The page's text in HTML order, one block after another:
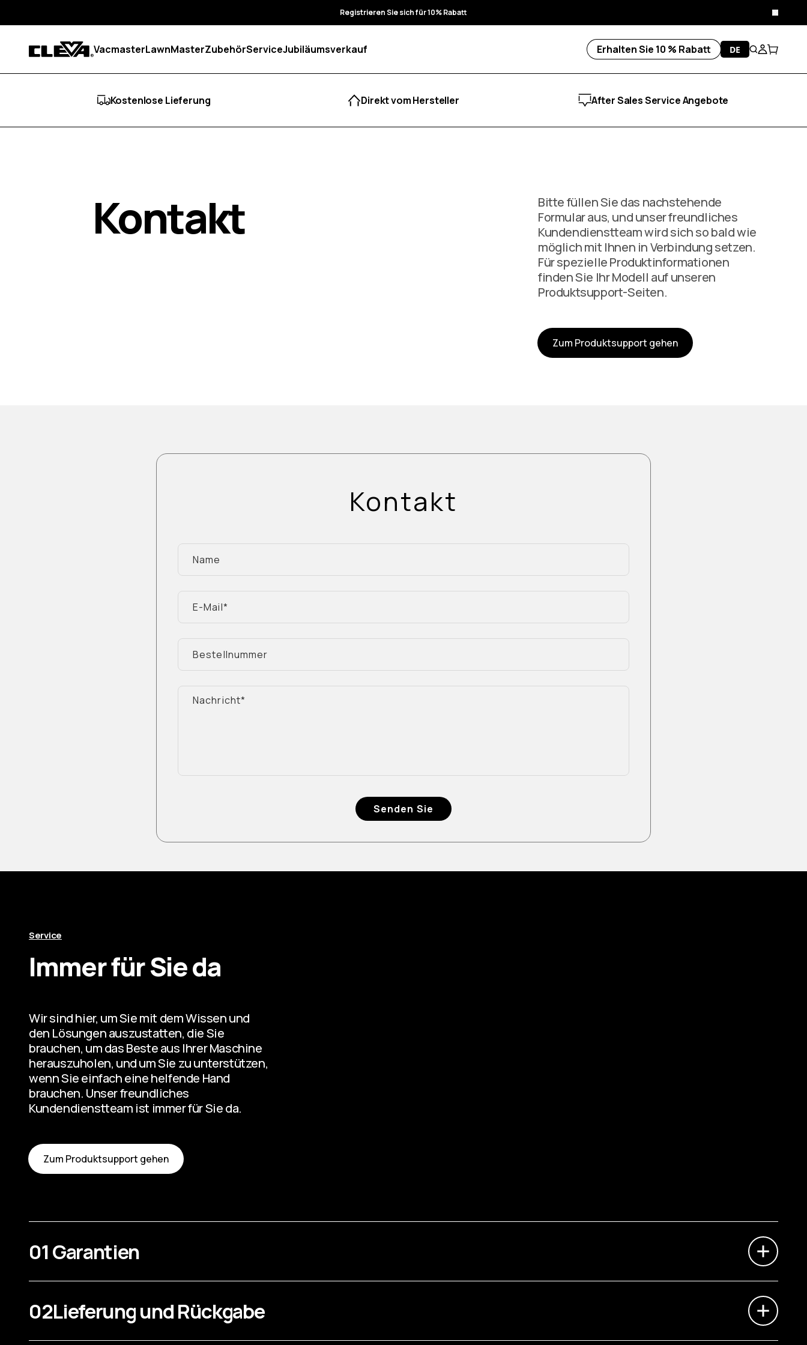
Registrieren Sie sich für 10% Rabatt
VacmasterLawnMasterZubehörServiceJubiläumsverkauf Erhalten Sie 10 % Rabatt DE
Suche
Kostenlose Lieferung Direkt vom Hersteller After Sales Service Angebote
Kontakt
Bitte füllen Sie das nachstehende
Formular aus, und unser freundliches
Kundendienstteam wird sich so bald wie
möglich mit Ihnen in Verbindung setzen.
Für spezielle Produktinformationen
finden Sie Ihr Modell auf unseren
Produktsupport-Seiten.
Zum Produktsupport gehen
Kontakt
Senden Sie
Service
Immer für Sie da
Wir sind hier, um Sie mit dem Wissen und
den Lösungen auszustatten, die Sie
brauchen, um das Beste aus Ihrer Maschine
herauszuholen, und um Sie zu unterstützen,
wenn Sie einfach eine helfende Hand
brauchen. Unser freundliches
Kundendienstteam ist immer für Sie da.
Zum Produktsupport gehen
01Garantien
02Lieferung und Rückgabe